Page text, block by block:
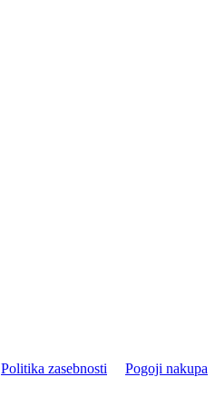
Politika zasebnosti Pogoji nakupa